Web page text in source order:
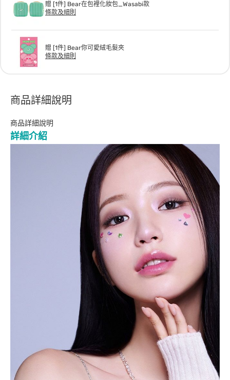
贈 [1件] Bear在包裡化妝包_Wasabi款
條款及細則
贈 [1件] Bear你可愛絨毛髮夾
條款及細則
商品詳細說明
商品詳細說明
詳細介紹